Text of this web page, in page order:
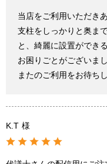
当店をご利用いただき
支柱をしっかりと奥ま
と、綺麗に設置ができ
お困りごとがございま
またのご利用をお待ち
K.T 様